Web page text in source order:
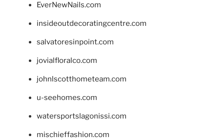
EverNewNails.com
insideoutdecoratingcentre.com
salvatoresinpoint.com
jovialfloralco.com
johnlscotthometeam.com
u-seehomes.com
watersportslagonissi.com
mischieffashion.com